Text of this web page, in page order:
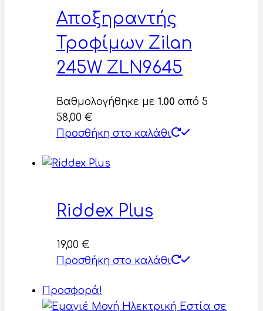
Αποξηραντής
Τροφίμων Zilan
245W ZLN9645
Βαθμολογήθηκε με 1.00 από 5
58,00 €
Προσθήκη στο καλάθι
Riddex Plus
19,00 €
Προσθήκη στο καλάθι
Προσφορά!